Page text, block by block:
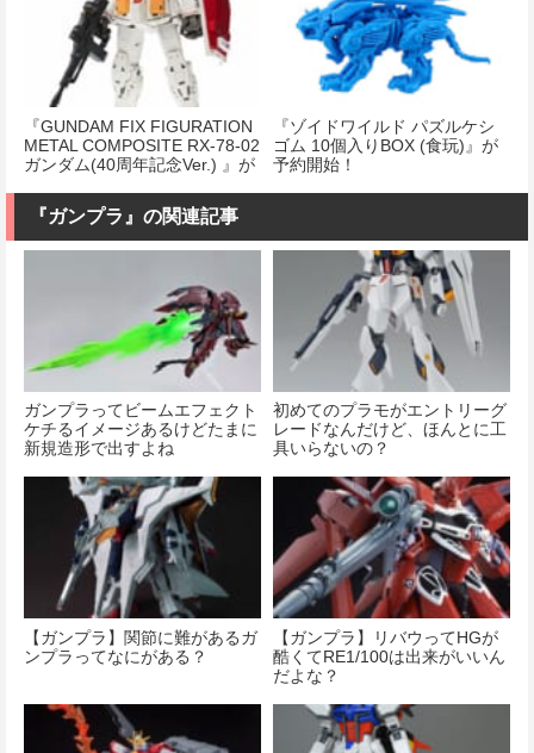
『GUNDAM FIX FIGURATION
METAL COMPOSITE RX-78-02
ガンダム(40周年記念Ver.) 』が
『ゾイドワイルド パズルケシ
ゴム 10個入りBOX (食玩)』が
予約開始！
『ガンプラ』の関連記事
ガンプラってビームエフェクト
ケチるイメージあるけどたまに
新規造形で出すよね
初めてのプラモがエントリーグ
レードなんだけど、ほんとに工
具いらないの？
【ガンプラ】関節に難があるガ
ンプラってなにがある？
【ガンプラ】リバウってHGが
酷くてRE1/100は出来がいいん
だよな？